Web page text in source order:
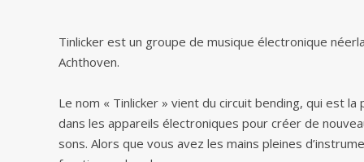
Tinlicker est un groupe de musique électronique
Achthoven.
Le nom « Tinlicker » vient du circuit bending, qui est
dans les appareils électroniques pour créer de
sons. Alors que vous avez les mains pleines